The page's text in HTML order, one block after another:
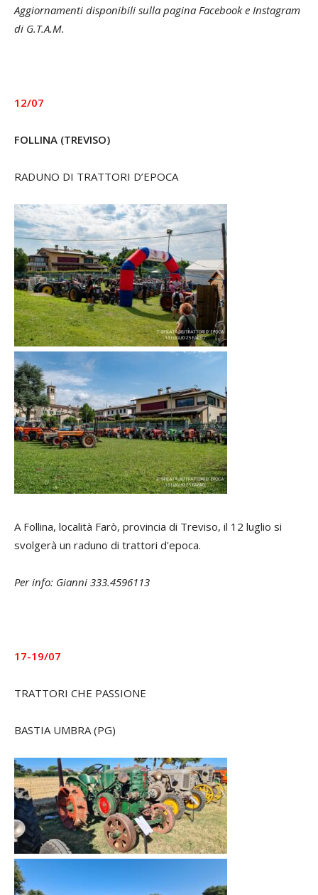
Aggiornamenti disponibili sulla pagina Facebook e Instagram
di G.T.A.M.
12/07
FOLLINA (TREVISO)
RADUNO DI TRATTORI D’EPOCA
A Follina, località Farò, provincia di Treviso, il 12 luglio si
svolgerà un raduno di trattori d'epoca.
Per info: Gianni 333.4596113
17-19/07
TRATTORI CHE PASSIONE
BASTIA UMBRA (PG)